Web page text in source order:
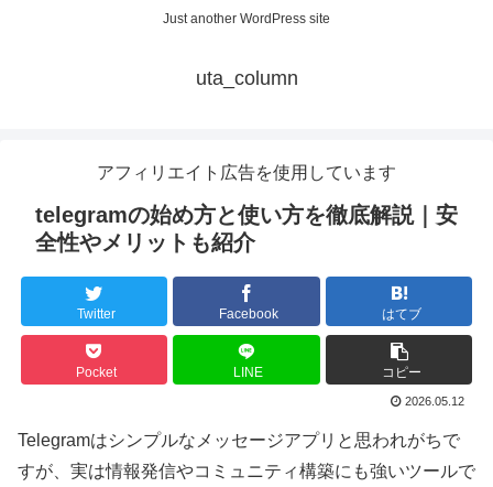
Just another WordPress site
uta_column
アフィリエイト広告を使用しています
telegramの始め方と使い方を徹底解説｜安
全性やメリットも紹介
Twitter Facebook はてブ
Pocket LINE コピー
2026.05.12
Telegramはシンプルなメッセージアプリと思われがちで
すが、実は情報発信やコミュニティ構築にも強いツールで